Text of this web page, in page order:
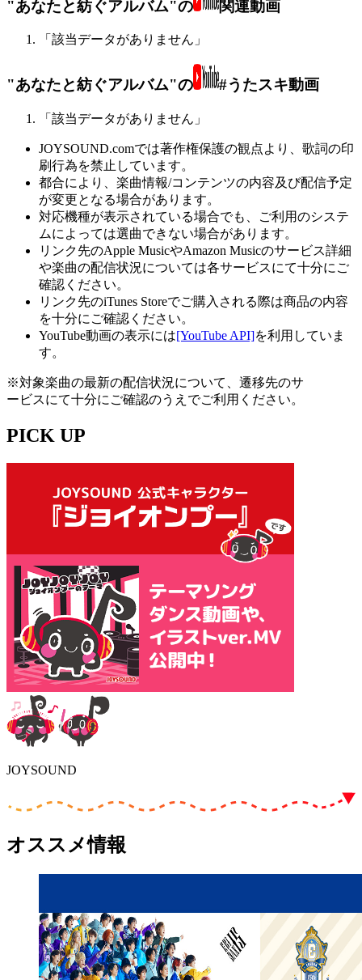
"あなたと紡ぐアルバム"の 関連動画
「該当データがありません」
"あなたと紡ぐアルバム"の #うたスキ動画
「該当データがありません」
JOYSOUND.comでは著作権保護の観点より、歌詞の印
刷行為を禁止しています。
都合により、楽曲情報/コンテンツの内容及び配信予定
が変更となる場合があります。
対応機種が表示されている場合でも、ご利用のシステ
ムによっては選曲できない場合があります。
リンク先のApple MusicやAmazon Musicのサービス詳細
や楽曲の配信状況については各サービスにて十分にご
確認ください。
リンク先のiTunes Storeでご購入される際は商品の内容
を十分にご確認ください。
YouTube動画の表示には[YouTube API]を利用していま
す。
※対象楽曲の最新の配信状況について、遷移先のサ
ービスにて十分にご確認のうえでご利用ください。
PICK UP
JOYSOUND
オススメ情報